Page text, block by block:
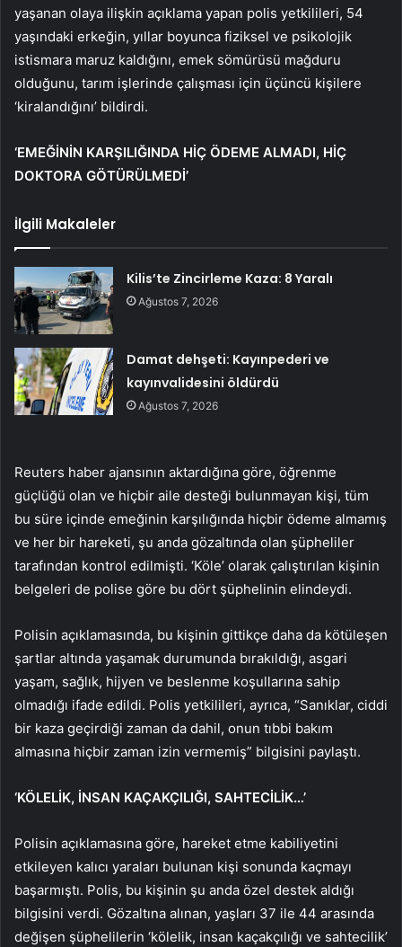
yaşanan olaya ilişkin açıklama yapan polis yetkilileri, 54
yaşındaki erkeğin, yıllar boyunca fiziksel ve psikolojik
istismara maruz kaldığını, emek sömürüsü mağduru
olduğunu, tarım işlerinde çalışması için üçüncü kişilere
‘kiralandığını’ bildirdi.
‘EMEĞİNİN KARŞILIĞINDA HİÇ ÖDEME ALMADI, HİÇ
DOKTORA GÖTÜRÜLMEDİ’
İlgili Makaleler
Kilis’te Zincirleme Kaza: 8 Yaralı
Ağustos 7, 2026
Damat dehşeti: Kayınpederi ve
kayınvalidesini öldürdü
Ağustos 7, 2026
Reuters haber ajansının aktardığına göre, öğrenme
güçlüğü olan ve hiçbir aile desteği bulunmayan kişi, tüm
bu süre içinde emeğinin karşılığında hiçbir ödeme almamış
ve her bir hareketi, şu anda gözaltında olan şüpheliler
tarafından kontrol edilmişti. ‘Köle’ olarak çalıştırılan kişinin
belgeleri de polise göre bu dört şüphelinin elindeydi.
Polisin açıklamasında, bu kişinin gittikçe daha da kötüleşen
şartlar altında yaşamak durumunda bırakıldığı, asgari
yaşam, sağlık, hijyen ve beslenme koşullarına sahip
olmadığı ifade edildi. Polis yetkilileri, ayrıca, “Sanıklar, ciddi
bir kaza geçirdiği zaman da dahil, onun tıbbi bakım
almasına hiçbir zaman izin vermemiş” bilgisini paylaştı.
‘KÖLELİK, İNSAN KAÇAKÇILIĞI, SAHTECİLİK…’
Polisin açıklamasına göre, hareket etme kabiliyetini
etkileyen kalıcı yaraları bulunan kişi sonunda kaçmayı
başarmıştı. Polis, bu kişinin şu anda özel destek aldığı
bilgisini verdi. Gözaltına alınan, yaşları 37 ile 44 arasında
değişen şüphelilerin ‘kölelik, insan kaçakçılığı ve sahtecilik’